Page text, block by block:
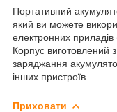
Портативний
який ви можете
електронних
Корпус виготовлений
заряджання
інших пристроїв.
Приховати